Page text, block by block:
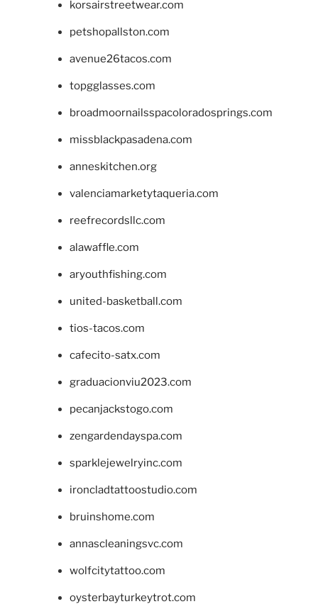
korsairstreetwear.com
petshopallston.com
avenue26tacos.com
topgglasses.com
broadmoornailsspacoloradosprings.com
missblackpasadena.com
anneskitchen.org
valenciamarketytaqueria.com
reefrecordsllc.com
alawaffle.com
aryouthfishing.com
united-basketball.com
tios-tacos.com
cafecito-satx.com
graduacionviu2023.com
pecanjackstogo.com
zengardendayspa.com
sparklejewelryinc.com
ironcladtattoostudio.com
bruinshome.com
annascleaningsvc.com
wolfcitytattoo.com
oysterbayturkeytrot.com